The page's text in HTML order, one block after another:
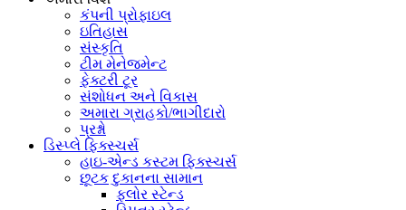
કંપની પ્રોફાઇલ
ઇતિહાસ
સંસ્કૃતિ
ટીમ મેનેજમેન્ટ
ફેક્ટરી ટૂર
સંશોધન અને વિકાસ
અમારા ગ્રાહકો/ભાગીદારો
પ્રશ્નો
ડિસ્પ્લે ફિક્સ્ચર્સ
હાઇ-એન્ડ કસ્ટમ ફિક્સ્ચર્સ
છૂટક દુકાનના સામાન
ફ્લોર સ્ટેન્ડ